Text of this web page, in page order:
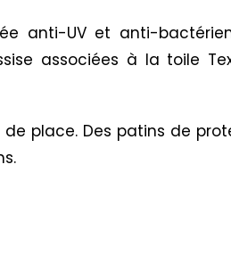
anti-UV et anti-
associées à la toile
de place. Des patins de